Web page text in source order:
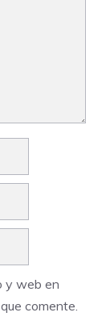
y web en
comente.